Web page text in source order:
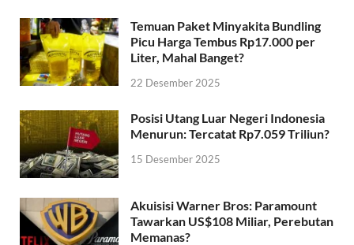
Temuan Paket Minyakita Bundling
Picu Harga Tembus Rp17.000 per
Liter, Mahal Banget?
22 Desember 2025
Posisi Utang Luar Negeri Indonesia
Menurun: Tercatat Rp7.059 Triliun?
15 Desember 2025
Akuisisi Warner Bros: Paramount
Tawarkan US$108 Miliar, Perebutan
Memanas?